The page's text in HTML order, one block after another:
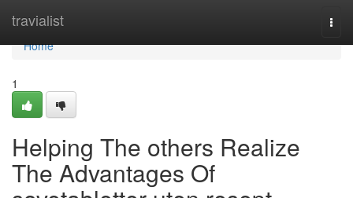
travialist
Home
Home
1
Helping The others Realize
The Advantages Of